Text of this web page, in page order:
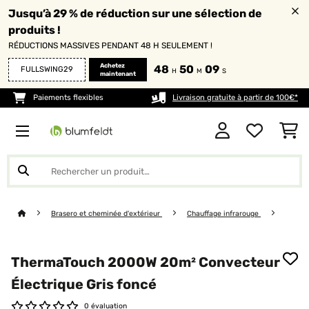
Jusqu’à 29 % de réduction sur une sélection de
produits !
RÉDUCTIONS MASSIVES PENDANT 48 H SEULEMENT !
FULLSWING29
Achetez
maintenant
48 H 50 M 08 S
Paiements flexibles Livraison gratuite à partir de 100€*
Brasero et cheminée d'extérieur Chauffage infrarouge
ThermaTouch 2000W 20m² Convecteur
Électrique Gris foncé
0 évaluation